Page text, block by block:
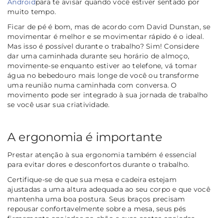
Androidpara te avisar quando você estiver sentado por
muito tempo.
Ficar de pé é bom, mas de acordo com David Dunstan, se
movimentar é melhor e se movimentar rápido é o ideal.
Mas isso é possível durante o trabalho? Sim! Considere
dar uma caminhada durante seu horário de almoço,
movimente-se enquanto estiver ao telefone, vá tomar
água no bebedouro mais longe de você ou transforme
uma reunião numa caminhada com conversa. O
movimento pode ser integrado à sua jornada de trabalho
se você usar sua criatividade.
A ergonomia é importante
Prestar atenção à sua ergonomia também é essencial
para evitar dores e desconfortos durante o trabalho.
Certifique-se de que sua mesa e cadeira estejam
ajustadas a uma altura adequada ao seu corpo e que você
mantenha uma boa postura. Seus braços precisam
repousar confortavelmente sobre a mesa, seus pés